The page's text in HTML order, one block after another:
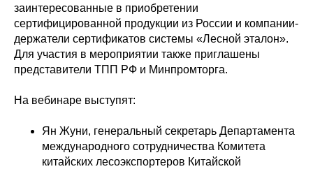
заинтересованные в приобретении
сертифицированной продукции из России и компании-
держатели сертификатов системы «Лесной эталон».
Для участия в мероприятии также приглашены
представители ТПП РФ и Минпромторга.
На вебинаре выступят:
Ян Жуни, генеральный секретарь Департамента
международного сотрудничества Комитета
китайских лесоэкспортеров Китайской